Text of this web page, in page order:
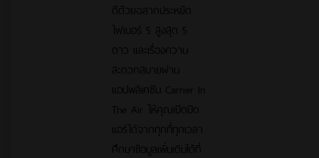
ตีด้วยฉลากประหยัด
ไฟเบอร์ 5 สูงสุด 5
ดาว และเรื่องความ
สะดวกสบายผ่าน
แอปพลิเคชัน Carrier In
The Air ให้คุณเปิดปิด
แอร์ได้จากทุกที่ทุกเวลา
ศึกษาข้อมูลเพิ่มเติมได้ที่